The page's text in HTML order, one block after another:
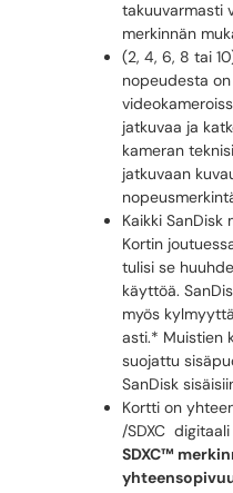
takuuvarmasti
merkinnän
(2, 4, 6, 8 tai
nopeudesta
jatkuvaa ja
kameran
jatkuvaan
Kaikki
Kortin
tulisi se
käyttöä.
myös
asti.* Muistien
suojattu
SanDisk
Kortti on
/SDXC
SDXC™